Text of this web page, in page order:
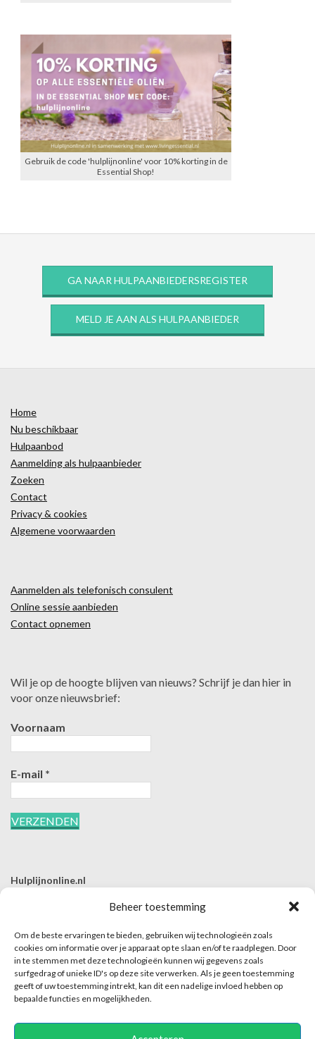
Beheer toestemming
Om de beste ervaringen te bieden, gebruiken wij technologieën zoals
cookies om informatie over je apparaat op te slaan en/of te raadplegen. Door
in te stemmen met deze technologieën kunnen wij gegevens zoals
surfgedrag of unieke ID's op deze site verwerken. Als je geen toestemming
geeft of uw toestemming intrekt, kan dit een nadelige invloed hebben op
bepaalde functies en mogelijkheden.
Gebruik de code 'hulplijnonline' voor 10% korting in de
Essential Shop!
GA NAAR HULPAANBIEDERSREGISTER
MELD JE AAN ALS HULPAANBIEDER
Home
Nu beschikbaar
Hulpaanbod
Aanmelding als hulpaanbieder
Zoeken
Contact
Privacy & cookies
Algemene voorwaarden
Aanmelden als telefonisch consulent
Online sessie aanbieden
Contact opnemen
Wil je op de hoogte blijven van nieuws? Schrijf je dan hier in
voor onze nieuwsbrief:
Voornaam
E-mail *
Hulplijnonline.nl
E | info@hulplijnonline.nl
Contactformulier
Over Hulplijnonline.nl
Het team van Hulplijnonline.nl